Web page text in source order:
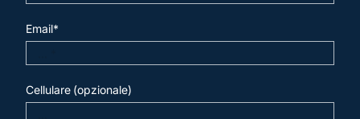
Email*
Cellulare (opzionale)